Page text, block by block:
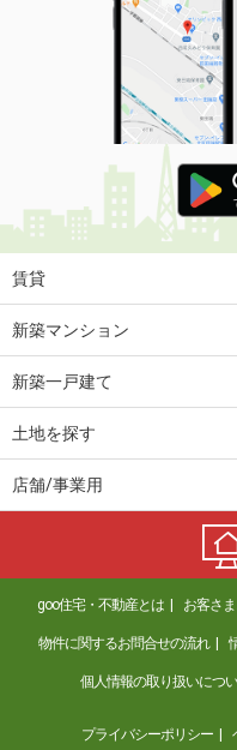
賃貸
新築マンション
新築一戸建て
土地を探す
店舗/事業用
goo住宅・不動産とは お客さ
物件に関するお問合せの流れ
個人情報の取り扱いにつ
プライバシーポリシー